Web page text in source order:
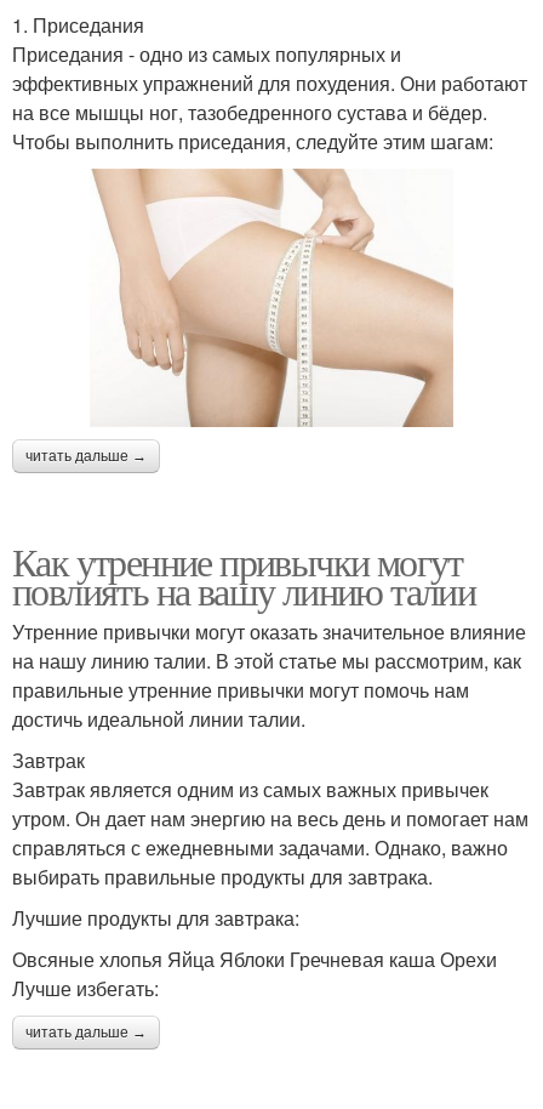
1. Приседания
Приседания - одно из самых популярных и
эффективных упражнений для похудения. Они работают
на все мышцы ног, тазобедренного сустава и бёдер.
Чтобы выполнить приседания, следуйте этим шагам:
читать дальше →
Как утренние привычки могут
повлиять на вашу линию талии
Утренние привычки могут оказать значительное влияние
на нашу линию талии. В этой статье мы рассмотрим, как
правильные утренние привычки могут помочь нам
достичь идеальной линии талии.
Завтрак
Завтрак является одним из самых важных привычек
утром. Он дает нам энергию на весь день и помогает нам
справляться с ежедневными задачами. Однако, важно
выбирать правильные продукты для завтрака.
Лучшие продукты для завтрака:
Овсяные хлопья Яйца Яблоки Гречневая каша Орехи
Лучше избегать:
читать дальше →